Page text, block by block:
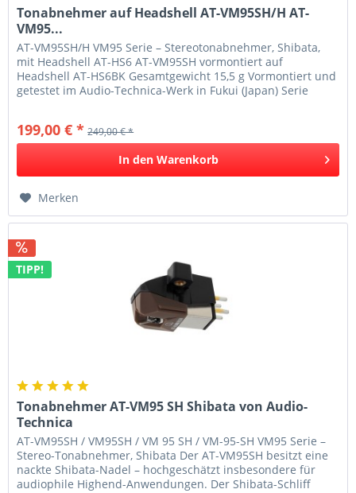
Tonabnehmer auf Headshell AT-VM95SH/H AT-
VM95...
AT-VM95SH/H VM95 Serie – Stereotonabnehmer, Shibata,
mit Headshell AT-HS6 AT-VM95SH vormontiert auf
Headshell AT-HS6BK Gesamtgewicht 15,5 g Vormontiert und
getestet im Audio-Technica-Werk in Fukui (Japan) Serie
199,00 € * 249,00 € *
In den Warenkorb
Merken
TIPP!
Tonabnehmer AT-VM95 SH Shibata von Audio-
Technica
AT-VM95SH / VM95SH / VM 95 SH / VM-95-SH VM95 Serie –
Stereo-Tonabnehmer, Shibata Der AT-VM95SH besitzt eine
nackte Shibata-Nadel – hochgeschätzt insbesondere für
audiophile Highend-Anwendungen. Der Shibata-Schliff